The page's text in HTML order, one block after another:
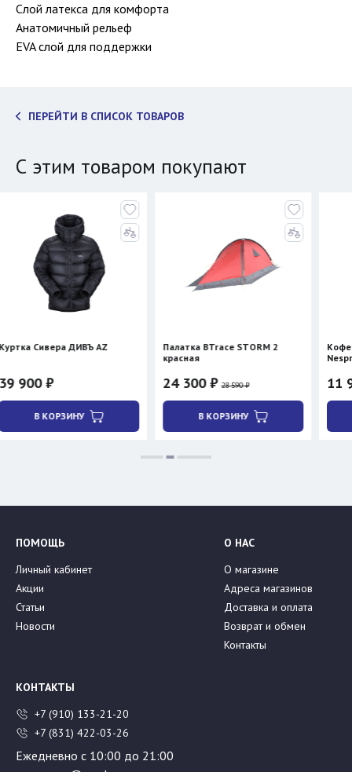
Слой латекса для комфорта
Анатомичный рельеф
EVA слой для поддержки
ПЕРЕЙТИ В СПИСОК ТОВАРОВ
С этим товаром покупают
ДИВЪ AZ
Палатка BTrace STORM 2
28 590 ₽
Кофеварка Cera+
Nespresso/
ПОМОЩЬ
Личный кабинет
Акции
Статьи
Новости
О НАС
О магазине
Адреса магазинов
Доставка и оплата
Возврат и обмен
Контакты
КОНТАКТЫ
+7 (910) 133-21-20
+7 (831) 422-03-26
Ежедневно с 10:00 до 21:00